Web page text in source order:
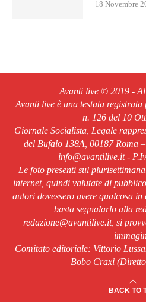
18 Novembre
Avanti live © 2019 -
Avanti live è una testata registrata
n. 126 del 10
Giornale Socialista, Legale
del Bufalo 138A, 00187 Roma
info@avantilive.it -
Le foto presenti sul
internet, quindi valutate di
autori dovessero avere qualcosa
basta segnalarlo alla
redazione@avantilive.it, si
Comitato editoriale: Vittorio
Bobo Craxi
BACK TO